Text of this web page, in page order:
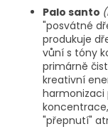
Palo santo
"posvátné
produkuje
vůní s tóny
primárně
kreativní
harmonizaci
"přepnutí"